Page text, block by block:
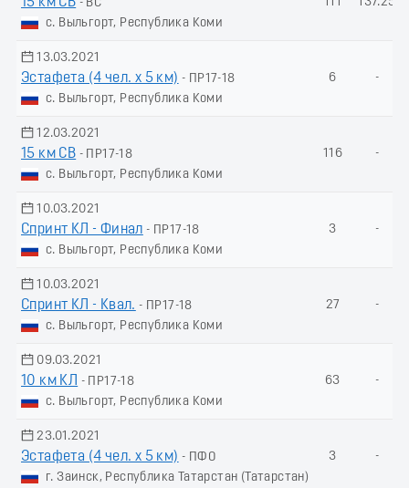
- ВС
с. Выльгорт, Республика Коми
13.03.2021
Эстафета (4 чел. х 5 км) - ПР17-18
с. Выльгорт, Республика Коми
6 -
12.03.2021
15 км СВ - ПР17-18
с. Выльгорт, Республика Коми
116 -
10.03.2021
Спринт КЛ - Финал - ПР17-18
с. Выльгорт, Республика Коми
3 -
10.03.2021
Спринт КЛ - Квал. - ПР17-18
с. Выльгорт, Республика Коми
27 -
09.03.2021
10 км КЛ
- ПР17-18
с. Выльгорт, Республика Коми
63 -
23.01.2021
Эстафета (4 чел. х 5 км) - ПФО
г. Заинск, Республика Татарстан (Татарстан)
3 -